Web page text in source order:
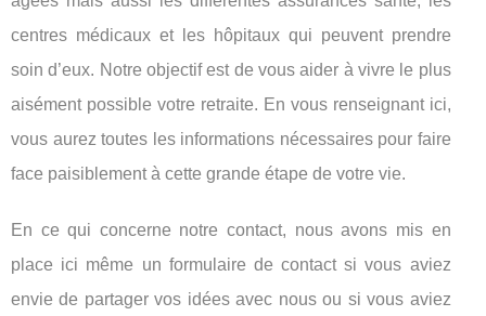
centres médicaux et les hôpitaux qui peuvent prendre
soin d’eux. Notre objectif est de vous aider à vivre le plus
aisément possible votre retraite. En vous renseignant ici,
vous aurez toutes les informations nécessaires pour faire
face paisiblement à cette grande étape de votre vie.
En ce qui concerne notre contact, nous avons mis en
place ici même un formulaire de contact si vous aviez
envie de partager vos idées avec nous ou si vous aviez